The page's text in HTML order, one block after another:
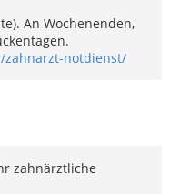
An Wochenenden,
zahnarzt-notdienst/
zahnärztliche